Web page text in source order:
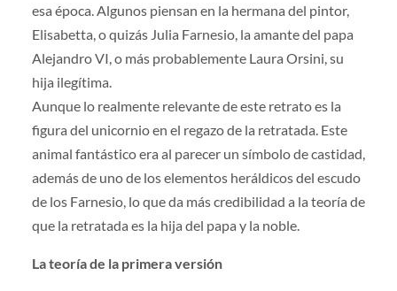
esa época. Algunos piensan en la hermana del pintor,
Elisabetta, o quizás Julia Farnesio, la amante del papa
Alejandro VI, o más probablemente Laura Orsini, su
hija ilegítima.
Aunque lo realmente relevante de este retrato es la
figura del unicornio en el regazo de la retratada. Este
animal fantástico era al parecer un símbolo de castidad,
además de uno de los elementos heráldicos del escudo
de los Farnesio, lo que da más credibilidad a la teoría de
que la retratada es la hija del papa y la noble.
La teoría de la primera versión